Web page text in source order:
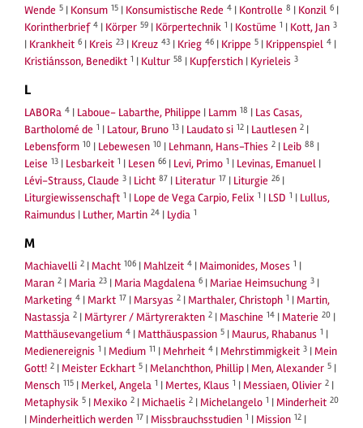
Wende 5 | Konsum 15 | Konsumistische Rede 4 | Kontrolle 8 | Konzil 6 |
Korintherbrief 4 | Körper 59 | Körpertechnik 1 | Kostüme 1 | Kott, Jan 3
| Krankheit 6 | Kreis 23 | Kreuz 43 | Krieg 46 | Krippe 5 | Krippenspiel 4 |
Kristiánsson, Benedikt 1 | Kultur 58 | Kupferstich | Kyrieleis 3
L
LABORa 4 | Laboue- Labarthe, Philippe | Lamm 18 | Las Casas,
Bartholomé de 1 | Latour, Bruno 13 | Laudato si 12 | Lautlesen 2 |
Lebensform 10 | Lebewesen 10 | Lehmann, Hans-Thies 2 | Leib 88 |
Leise 13 | Lesbarkeit 1 | Lesen 66 | Levi, Primo 1 | Levinas, Emanuel |
Lévi-Strauss, Claude 3 | Licht 87 | Literatur 17 | Liturgie 26 |
Liturgiewissenschaft 1 | Lope de Vega Carpio, Felix 1 | LSD 1 | Lullus,
Raimundus | Luther, Martin 24 | Lydia 1
M
Machiavelli 2 | Macht 106 | Mahlzeit 4 | Maimonides, Moses 1 |
Maran 2 | Maria 23 | Maria Magdalena 6 | Mariae Heimsuchung 3 |
Marketing 4 | Markt 17 | Marsyas 2 | Marthaler, Christoph 1 | Martin,
Nastassja 2 | Märtyrer / Märtyrerakten 2 | Maschine 14 | Materie 20 |
Matthäusevangelium 4 | Matthäuspassion 5 | Maurus, Rhabanus 1 |
Medienereignis 1 | Medium 11 | Mehrheit 4 | Mehrstimmigkeit 3 | Mein
Gott! 2 | Meister Eckhart 5 | Melanchthon, Phillip | Men, Alexander 5 |
Mensch 115 | Merkel, Angela 1 | Mertes, Klaus 1 | Messiaen, Olivier 2 |
Metaphysik 5 | Mexiko 2 | Michaelis 2 | Michelangelo 1 | Minderheit 20
| Minderheitlich werden 17 | Missbrauchsstudien 1 | Mission 12 |